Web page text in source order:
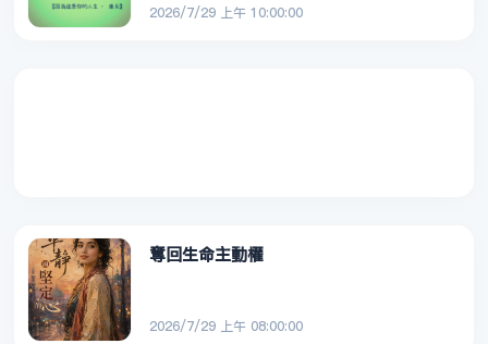
2026/7/29 上午 10:00:00
奪回生命主動權
2026/7/29 上午 08:00:00